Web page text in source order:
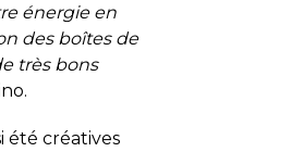
énergie en
des boîtes de
très bons
été créatives